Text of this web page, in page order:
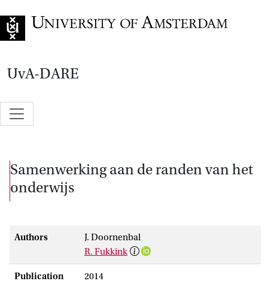
UvA-DARE
Samenwerking aan de randen van het
onderwijs
Authors
J. Doornenbal
R. Fukkink
Publication
2014